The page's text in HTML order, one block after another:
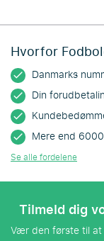
Hvorfor
Danmarks
Din
Mere end
Se alle fordelene
Tilmeld dig
Vær den første til at